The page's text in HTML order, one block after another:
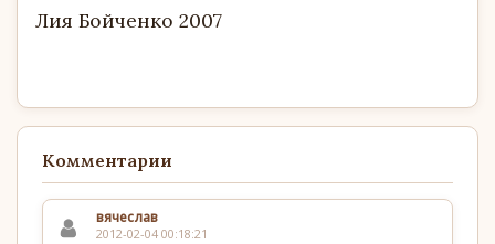
Лия Бойченко 2007
Комментарии
вячеслав
2012-02-04 00:18:21